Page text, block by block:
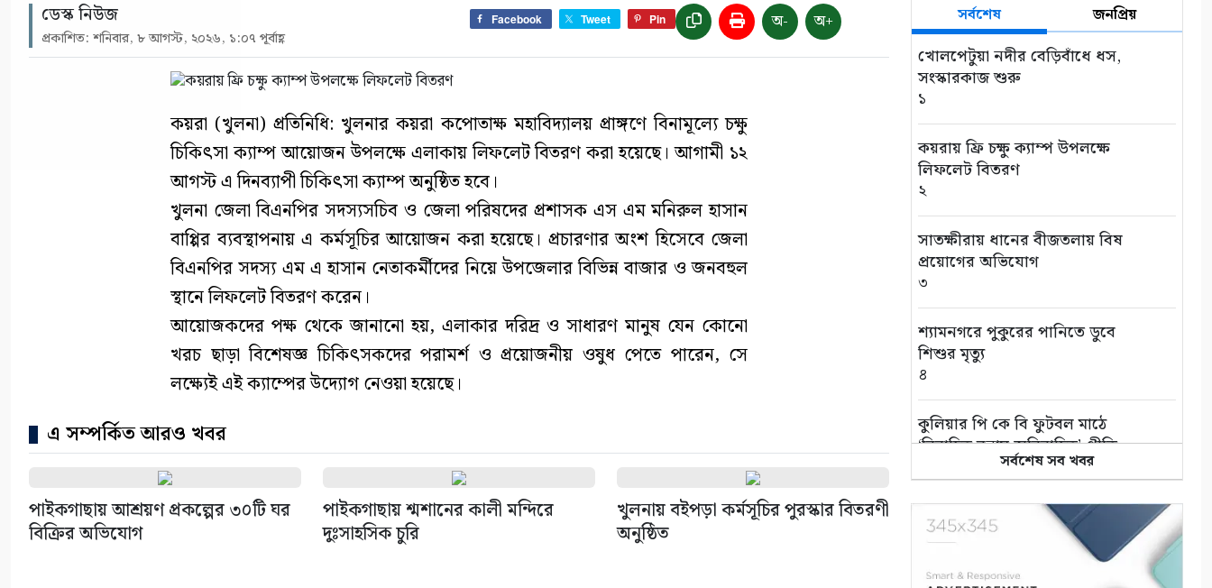
ডেস্ক নিউজ
প্রকাশিত: শনিবার, ৮ আগস্ট, ২০২৬, ১:০৭ পূর্বাহ্ণ
Facebook Tweet Pin অ- অ+
কয়রা (খুলনা) প্রতিনিধি: খুলনার কয়রা কপোতাক্ষ মহাবিদ্যালয় প্রাঙ্গণে বিনামূল্যে চক্ষু
চিকিৎসা ক্যাম্প আয়োজন উপলক্ষে এলাকায় লিফলেট বিতরণ করা হয়েছে। আগামী ১২
আগস্ট এ দিনব্যাপী চিকিৎসা ক্যাম্প অনুষ্ঠিত হবে।
খুলনা জেলা বিএনপির সদস্যসচিব ও জেলা পরিষদের প্রশাসক এস এম মনিরুল হাসান
বাপ্পির ব্যবস্থাপনায় এ কর্মসূচির আয়োজন করা হয়েছে। প্রচারণার অংশ হিসেবে জেলা
বিএনপির সদস্য এম এ হাসান নেতাকর্মীদের নিয়ে উপজেলার বিভিন্ন বাজার ও জনবহুল
স্থানে লিফলেট বিতরণ করেন।
আয়োজকদের পক্ষ থেকে জানানো হয়, এলাকার দরিদ্র ও সাধারণ মানুষ যেন কোনো
খরচ ছাড়া বিশেষজ্ঞ চিকিৎসকদের পরামর্শ ও প্রয়োজনীয় ওষুধ পেতে পারেন, সে
লক্ষ্যেই এই ক্যাম্পের উদ্যোগ নেওয়া হয়েছে।
এ সম্পর্কিত আরও খবর
পাইকগাছায় আশ্রয়ণ প্রকল্পের ৩০টি ঘর
বিক্রির অভিযোগ
পাইকগাছায় শ্মশানের কালী মন্দিরে
দুঃসাহসিক চুরি
খুলনায় বইপড়া কর্মসূচির পুরস্কার বিতরণী
অনুষ্ঠিত
সর্বশেষ জনপ্রিয়
খোলপেটুয়া নদীর বেড়িবাঁধে ধস,
সংস্কারকাজ শুরু
১
কয়রায় ফ্রি চক্ষু ক্যাম্প উপলক্ষে
লিফলেট বিতরণ
২
সাতক্ষীরায় ধানের বীজতলায় বিষ
প্রয়োগের অভিযোগ
৩
শ্যামনগরে পুকুরের পানিতে ডুবে
শিশুর মৃত্যু
৪
কুলিয়ার পি কে বি ফুটবল মাঠে
‘বিবাহিত বনাম অবিবাহিত’ প্রীতি
৫
এই পৃথিবী বড়ই অভাগা
সর্বশেষ সব খবর